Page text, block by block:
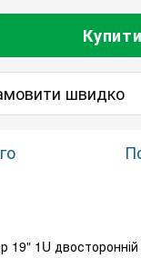
Купити
швидко
19" 1U